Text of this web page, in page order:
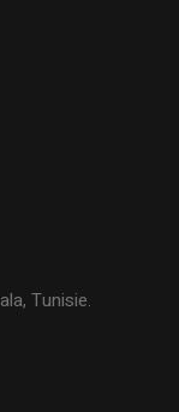
Tunisie.